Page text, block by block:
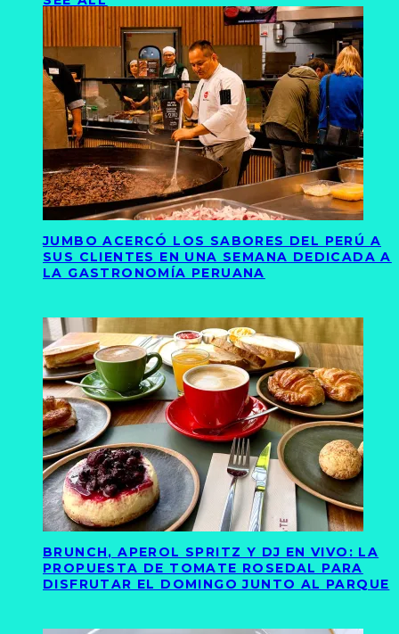
JUMBO ACERCÓ LOS SABORES DEL PERÚ A
SUS CLIENTES EN UNA SEMANA DEDICADA A
LA GASTRONOMÍA PERUANA
BRUNCH, APEROL SPRITZ Y DJ EN VIVO: LA
PROPUESTA DE TOMATE ROSEDAL PARA
DISFRUTAR EL DOMINGO JUNTO AL PARQUE